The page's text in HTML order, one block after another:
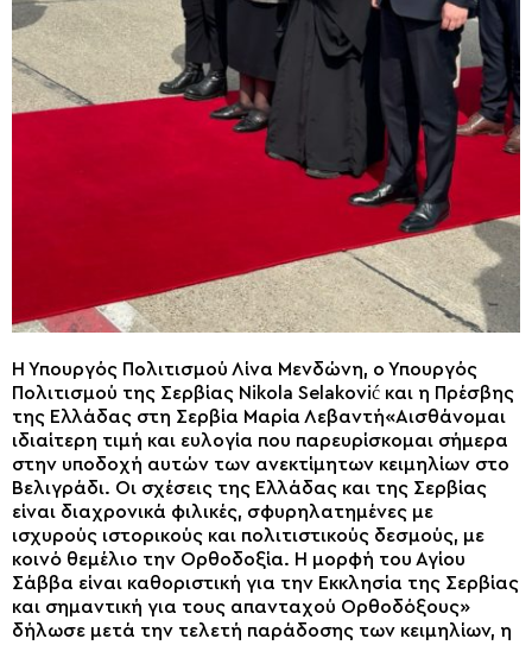
Η Υπουργός Πολιτισμού Λίνα Μενδώνη, ο Υπουργός
Πολιτισμού της Σερβίας Nikola Selaković και η Πρέσβης
της Ελλάδας στη Σερβία Μαρία Λεβαντή«Αισθάνομαι
ιδιαίτερη τιμή και ευλογία που παρευρίσκομαι σήμερα
στην υποδοχή αυτών των ανεκτίμητων κειμηλίων στο
Βελιγράδι. Οι σχέσεις της Ελλάδας και της Σερβίας
είναι διαχρονικά φιλικές, σφυρηλατημένες με
ισχυρούς ιστορικούς και πολιτιστικούς δεσμούς, με
κοινό θεμέλιο την Ορθοδοξία. Η μορφή του Αγίου
Σάββα είναι καθοριστική για την Εκκλησία της Σερβίας
και σημαντική για τους απανταχού Ορθοδόξους»
δήλωσε μετά την τελετή παράδοσης των κειμηλίων, η